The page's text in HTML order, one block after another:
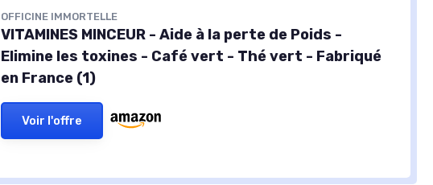
OFFICINE IMMORTELLE
VITAMINES MINCEUR - Aide à la perte de Poids -
Elimine les toxines - Café vert - Thé vert - Fabriqué
en France (1)
Voir l'offre